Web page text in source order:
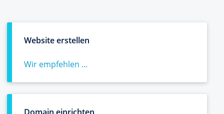
Website erstellen
Wir empfehlen ...